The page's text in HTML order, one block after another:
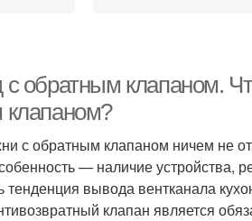
Решетка с обратным
клапаном
с обратным клапаном.
клапаном?
с обратным клапаном ничем не
— наличие устройства,
тенденция вывода вентканала
клапан является